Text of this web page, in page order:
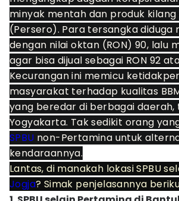
minyak mentah dan produk kilang
(Persero). Para tersangka diduga
dengan nilai oktan (RON) 90, lalu
agar bisa dijual sebagai RON 92
Kecurangan ini memicu
masyarakat terhadap kualitas
yang beredar di berbagai daerah,
Yogyakarta. Tak sedikit orang
SPBU non-Pertamina untuk
kendaraannya.
Lantas, di manakah lokasi SPBU
Jogja? Simak penjelasannya